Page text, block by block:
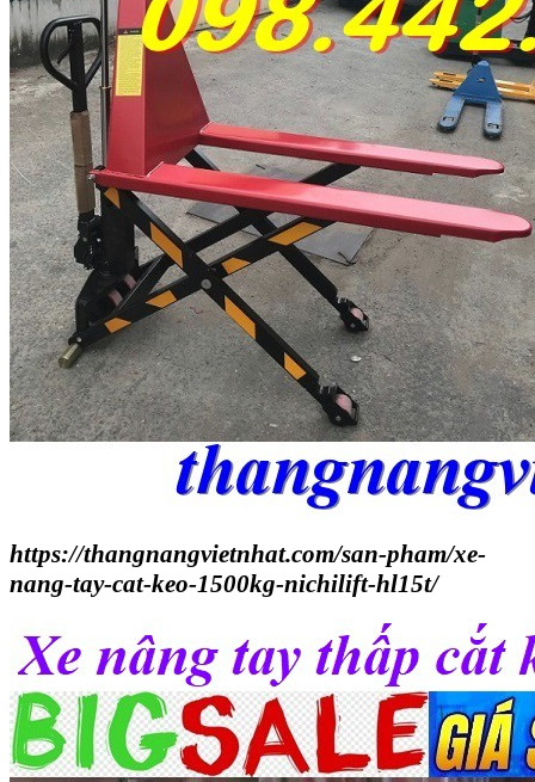
https://thangnangvietnhat.com/san-pham/xe-
nang-tay-cat-keo-1500kg-nichilift-hl15t/